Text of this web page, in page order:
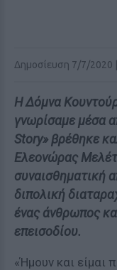
Δημοσίευση 7/7/2020
Η Δόμνα
γνωρίσαμε μέσα
Story» βρέθηκε
Ελεονώρας
συναισθηματική
διπολική
ένας άνθρωπος
επεισοδίου.
«Ήμουν και είμαι